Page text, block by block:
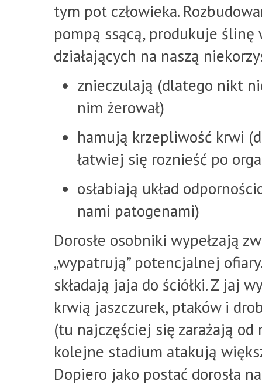
tym pot człowieka.
pompą ssącą, produkuje
działających na naszą
znieczulają (dlatego nikt
nim żerował)
hamują krzepliwość krwi
łatwiej się roznieść po
osłabiają układ
nami patogenami)
Dorosłe osobniki wypełzają
„wypatrują” potencjalnej
składają jaja do ściółki. Z jaj
krwią jaszczurek, ptaków i
(tu najczęściej się zarażają od
kolejne stadium atakują
Dopiero jako postać dorosła